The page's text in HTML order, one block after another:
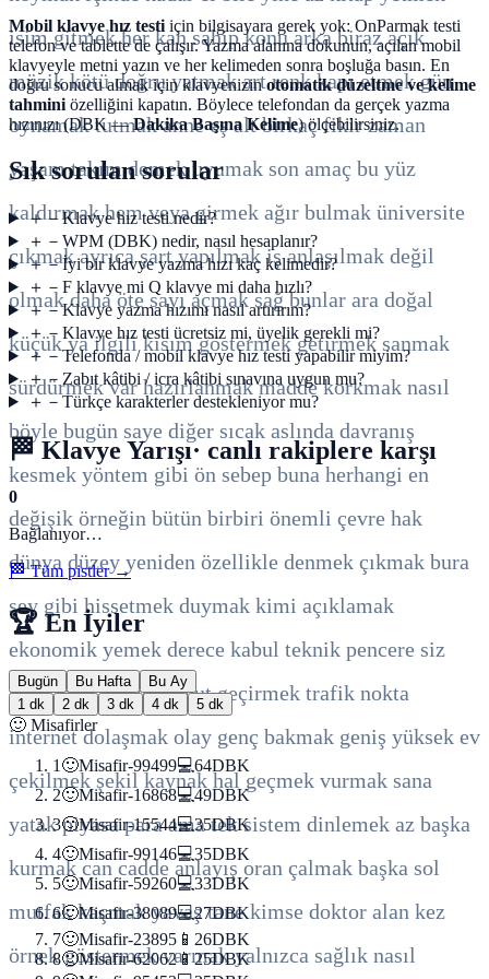
isim gitmek her kan sahip konu arka biraz açık
müzik kötü doğru yatmak art renk kapı etmek gün
oynamak tutmak anne eş alt birkaç fikir zaman
yaşam takım demek uyumak son amaç bu yüz
kaldırmak hem veya girmek ağır bulmak üniversite
çıkmak ayrıca şart yapılmak iş anlaşılmak değil
olmak daha öte sayı açmak sağ bunlar ara doğal
küçük ya ilgili kısım göstermek getirmek sanmak
sürdürmek var hazırlanmak madde korkmak nasıl
böyle bugün saye diğer sıcak aslında davranış
kesmek yöntem gibi ön sebep buna herhangi en
değişik örneğin bütün birbiri önemli çevre hak
dünya düzey yeniden özellikle denmek çıkmak bura
şey gibi hissetmek duymak kimi açıklamak
ekonomik yemek derece kabul teknik pencere siz
bırakmak hemen vücut geçirmek trafik nokta
internet dolaşmak olay genç bakmak geniş yüksek ev
çekilmek şekil kaynak hal geçmek vurmak sana
yatak piyasa para ama tek sistem dinlemek az başka
kurmak can cadde anlayış oran çalmak başka sol
mutfak kaçmak yavaş tane kimse doktor alan kez
örnek göstermek varmak yalnızca sağlık nasıl
Mobil klavye hız testi için bilgisayara gerek yok: OnParmak testi
telefon ve tablette de çalışır. Yazma alanına dokunun, açılan mobil
klavyeyle metni yazın ve her kelimeden sonra boşluğa basın. En
doğru sonucu almak için klavyenizinotomatik düzeltme ve kelime
tahmini özelliğini kapatın. Böylece telefondan da gerçek yazma
hızınızı (DBK —Dakika Başına Kelime) ölçebilirsiniz.
Sık sorulan sorular
＋－Klavye hız testi nedir?
＋ － WPM (DBK) nedir, nasıl hesaplanır?
＋－İyi bir klavye yazma hızı kaç kelimedir?
＋ － F klavye mi Q klavye mi daha hızlı?
＋－Klavye yazma hızımı nasıl artırırım?
＋－ Klavye hız testi ücretsiz mi, üyelik gerekli mi?
＋－Telefonda / mobil klavye hız testi yapabilir miyim?
＋－ Zabıt kâtibi / icra kâtibi sınavına uygun mu?
＋ － Türkçe karakterler destekleniyor mu?
🏁Klavye Yarışı· canlı rakiplere karşı
0
Bağlanıyor…
🏁 Tüm pistler →
🏆 En İyiler
Bugün Bu Hafta
Bu Ay
1 dk
2 dk 3 dk 4 dk 5 dk
🙂 Misafirler
1 🙂Misafir-99499💻64DBK
2🙂Misafir-16868💻49DBK
3🙂Misafir-15544💻35DBK
4🙂Misafir-99146💻35DBK
5🙂Misafir-59260💻33DBK
6🙂Misafir-38089💻27DBK
7🙂Misafir-23895 📱 26DBK
8🙂Misafir-62062📱25DBK